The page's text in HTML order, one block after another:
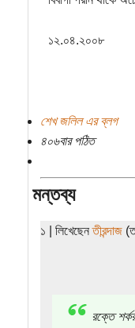
১২.০৪.২০০৮
শেখ জলিল এর ব্লগ
৪০৬বার পঠিত
মন্তব্য
১ | লিখেছেনতীরন্দাজ
রক্তে